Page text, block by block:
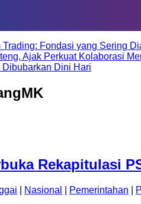
Fondasi yang Sering
Ajak Perkuat Kolaborasi
Dibubarkan Dini Hari
Rekapitulasi
Nasional Pemerintahan